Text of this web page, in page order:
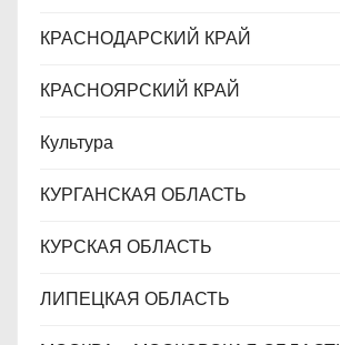
КРАСНОДАРСКИЙ КРАЙ
КРАСНОЯРСКИЙ КРАЙ
Культура
КУРГАНСКАЯ ОБЛАСТЬ
КУРСКАЯ ОБЛАСТЬ
ЛИПЕЦКАЯ ОБЛАСТЬ